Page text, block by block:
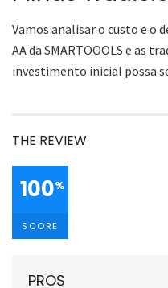
Vamos analisar o custo e o
AA da SMARTOOOLS e as
investimento inicial possa
THE REVIEW
100%
SCORE
PROS